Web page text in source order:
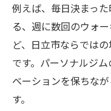
無理なく変
ダイエット目標
目標達成に
日立市で役
例えば、毎日決まっ
る、週に数回のウォ
ど、日立市ならでは
です。パーソナルジ
ベーションを保ちな
す。